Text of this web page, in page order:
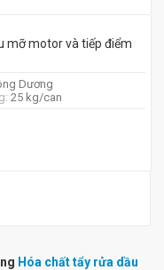
mỡ motor và tiếp điểm
Dương
25 kg/can
Hóa chất tẩy rửa dầu